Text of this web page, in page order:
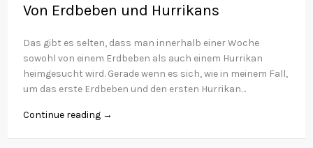
Von Erdbeben und Hurrikans
Das gibt es selten, dass man innerhalb einer Woche
sowohl von einem Erdbeben als auch einem Hurrikan
heimgesucht wird. Gerade wenn es sich, wie in meinem Fall,
um das erste Erdbeben und den ersten Hurrikan…
Continue reading →